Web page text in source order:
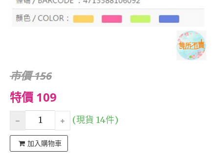
市價 156
特價 109
(現貨 14件)
加入購物車